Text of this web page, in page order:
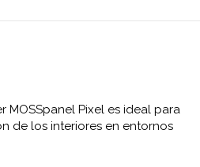
MOSSpanel Pixel es ideal para
de los interiores en entornos